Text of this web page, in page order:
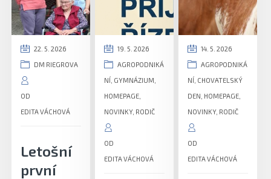
22. 5. 2026
DM RIEGROVA
OD
EDITA VÁCHOVÁ
Letošní
první
19. 5. 2026
AGROPODNIKÁ
NÍ GYMNÁZIUM
HOMEPAGE
NOVINKY, RODIČ
OD
EDITA VÁCHOVÁ
14. 5. 2026
AGROPODNIKÁ
NÍ CHOVATELSKÝ
DEN HOMEPAGE
NOVINKY, RODIČ
OD
EDITA VÁCHOVÁ